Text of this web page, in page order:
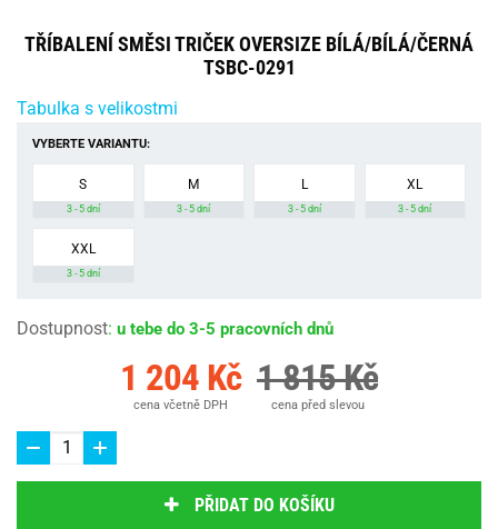
TŘÍBALENÍ SMĚSI TRIČEK OVERSIZE BÍLÁ/BÍLÁ/ČERNÁ
TSBC-0291
Tabulka s velikostmi
VYBERTE VARIANTU:
S
3 - 5 dní
M
3 - 5 dní
L
3 - 5 dní
XL
3 - 5 dní
XXL
3 - 5 dní
Dostupnost: u tebe do 3-5 pracovních dnů
1 204 Kč
cena včetně DPH
1 815 Kč
cena před slevou
PŘIDAT DO KOŠÍKU